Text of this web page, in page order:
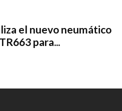
el nuevo neumático
para...